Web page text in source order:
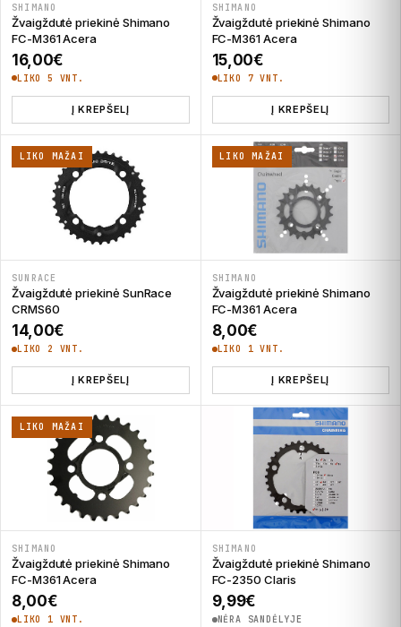
SHIMANO
Žvaigždutė priekinė Shimano
FC-M361 Acera
16,00€
LIKO 5 VNT.
Į KREPŠELĮ
SHIMANO
Žvaigždutė priekinė Shimano
FC-M361 Acera
15,00€
LIKO 7 VNT.
Į KREPŠELĮ
LIKO MAŽAI
SUNRACE
Žvaigždutė priekinė SunRace
CRMS60
14,00€
LIKO 2 VNT.
Į KREPŠELĮ
LIKO MAŽAI
SHIMANO
Žvaigždutė priekinė Shimano
FC-M361 Acera
8,00€
LIKO 1 VNT.
Į KREPŠELĮ
LIKO MAŽAI
SHIMANO
Žvaigždutė priekinė Shimano
FC-M361 Acera
8,00€
LIKO 1 VNT.
SHIMANO
Žvaigždutė priekinė Shimano
FC-2350 Claris
9,99€
NĖRA SANDĖLYJE